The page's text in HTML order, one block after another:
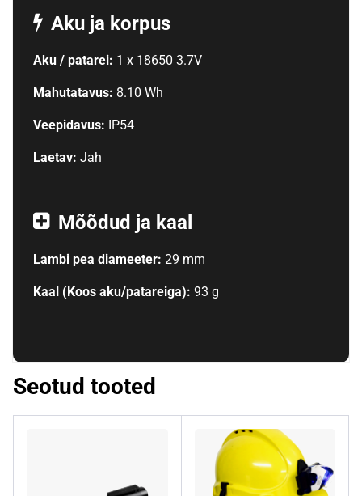
Aku ja korpus
Aku / patarei: 1 x 18650 3.7V
Mahutatavus: 8.10 Wh
Veepidavus: IP54
Laetav: Jah
Mõõdud ja kaal
Lambi pea diameeter: 29 mm
Kaal (Koos aku/patareiga): 93 g
Seotud tooted